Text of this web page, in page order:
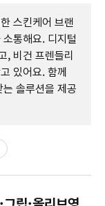
스킨케어 브랜
통해요. 디지털
, 비건 프렌들리
있어요. 함께
솔루션을 제공